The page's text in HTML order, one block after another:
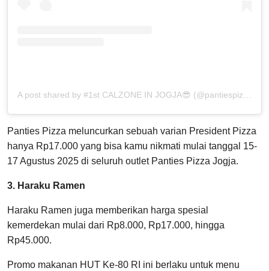
A post shared by #1st CALZONE IN JOGJA😎 (@pantiespizzajogja)
Panties Pizza meluncurkan sebuah varian President Pizza
hanya Rp17.000 yang bisa kamu nikmati mulai tanggal 15-
17 Agustus 2025 di seluruh outlet Panties Pizza Jogja.
3. Haraku Ramen
Haraku Ramen juga memberikan harga spesial
kemerdekan mulai dari Rp8.000, Rp17.000, hingga
Rp45.000.
Promo makanan HUT Ke-80 RI ini berlaku untuk menu